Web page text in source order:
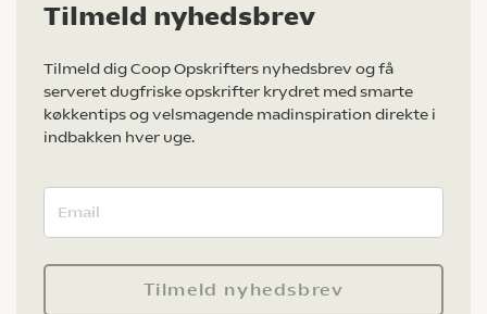
Tilmeld nyhedsbrev
Tilmeld dig Coop Opskrifters nyhedsbrev og få
serveret dugfriske opskrifter krydret med smarte
køkkentips og velsmagende madinspiration direkte i
indbakken hver uge.
Tilmeld nyhedsbrev